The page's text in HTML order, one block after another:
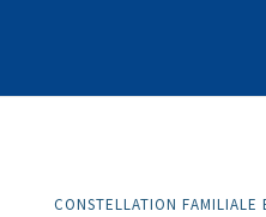
CONSTELLATION FAMILIALE